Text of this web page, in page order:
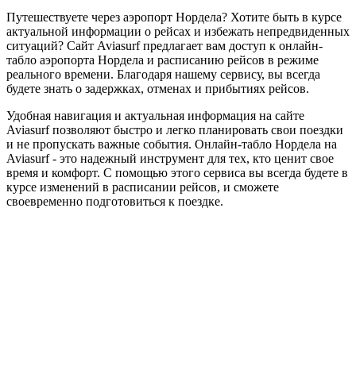
Путешествуете через аэропорт Нордела? Хотите быть в курсе
актуальной информации о рейсах и избежать непредвиденных
ситуаций? Сайт Aviasurf предлагает вам доступ к онлайн-
табло аэропорта Нордела и расписанию рейсов в режиме
реального времени. Благодаря нашему сервису, вы всегда
будете знать о задержках, отменах и прибытиях рейсов.
Удобная навигация и актуальная информация на сайте
Aviasurf позволяют быстро и легко планировать свои поездки
и не пропускать важные события. Онлайн-табло Нордела на
Aviasurf - это надежный инструмент для тех, кто ценит свое
время и комфорт. С помощью этого сервиса вы всегда будете в
курсе изменений в расписании рейсов, и сможете
своевременно подготовиться к поездке.